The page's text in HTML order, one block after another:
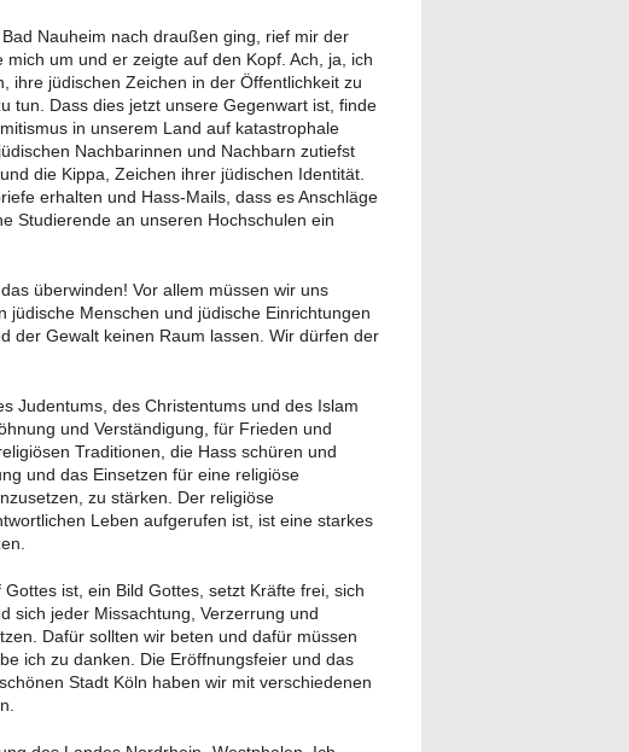
Nauheim nach draußen ging, rief mir der
um und er zeigte auf den Kopf. Ach, ja, ich
ihre jüdischen Zeichen in der Öffentlichkeit zu
tun. Dass dies jetzt unsere Gegenwart ist, finde
in unserem Land auf katastrophale
Nachbarinnen und Nachbarn zutiefst
die Kippa, Zeichen ihrer jüdischen Identität.
erhalten und Hass-Mails, dass es Anschläge
Studierende an unseren Hochschulen ein
überwinden! Vor allem müssen wir uns
jüdische Menschen und jüdische Einrichtungen
der Gewalt keinen Raum lassen. Wir dürfen der
Judentums, des Christentums und des Islam
und Verständigung, für Frieden und
Traditionen, die Hass schüren und
und das Einsetzen für eine religiöse
zu stärken. Der religiöse
Leben aufgerufen ist, ist eine starkes
ist, ein Bild Gottes, setzt Kräfte frei, sich
sich jeder Missachtung, Verzerrung und
Dafür sollten wir beten und dafür müssen
ich zu danken. Die Eröffnungsfeier und das
Stadt Köln haben wir mit verschiedenen